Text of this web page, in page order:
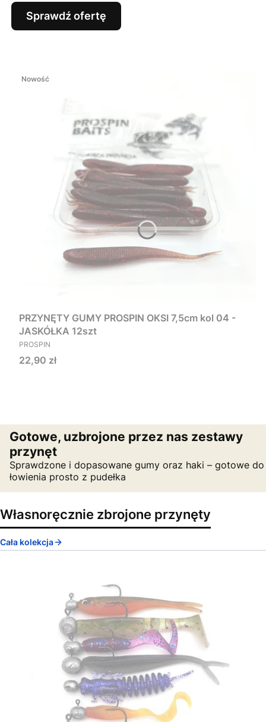
Sprawdź ofertę
Nowość
PRZYNĘTY GUMY PROSPIN OKSI 7,5cm kol 04 -
JASKÓŁKA 12szt
PRODUCENT
PROSPIN
Cena
22,90 zł
Gotowe, uzbrojone przez nas zestawy
przynęt
Sprawdzone i dopasowane gumy oraz haki – gotowe do
łowienia prosto z pudełka
Własnoręcznie zbrojone przynęty
Cała kolekcja